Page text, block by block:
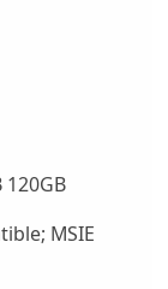
120GB
MSIE